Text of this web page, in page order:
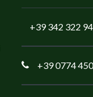
+39 342 322
+39 0774